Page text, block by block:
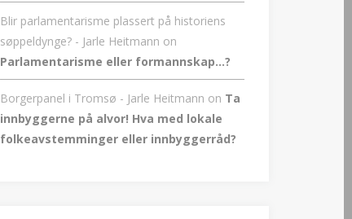
Blir parlamentarisme plassert på historiens
søppeldynge? - Jarle Heitmann on
Parlamentarisme eller formannskap…?
Borgerpanel i Tromsø - Jarle Heitmann on Ta
innbyggerne på alvor! Hva med lokale
folkeavstemminger eller innbyggerråd?